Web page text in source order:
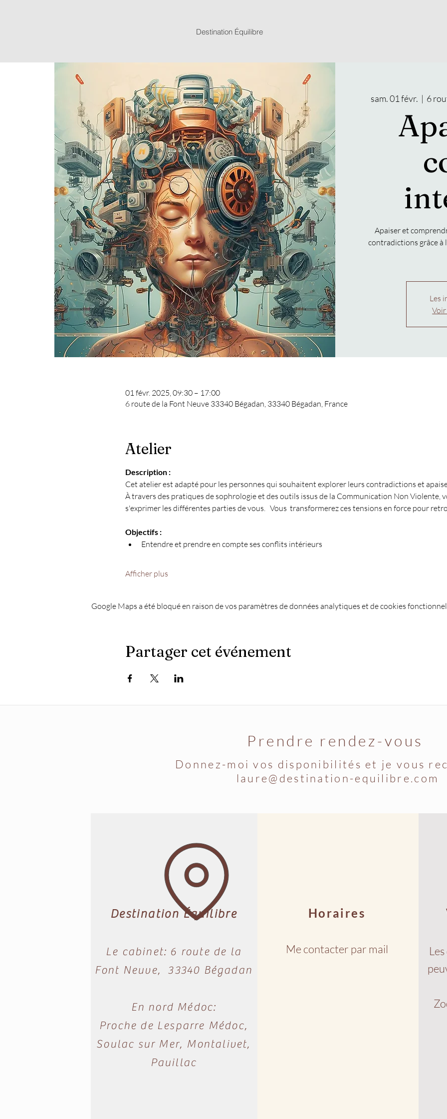
Destination Équilibre
sam. 01 févr.
  |
6
Apaiser et
contradictions grâce à
Les
01 févr. 2025, 09:30 – 17:00
6 route de la Font Neuve 33340 Bégadan, 33340 Bégadan, France
Atelier
Description :
Cet atelier est adapté pour les personnes qui souhaitent explorer leurs contradictions et
À travers des pratiques de sophrologie et des outils issus de la Communication Non Violente,
s'exprimer les différentes parties de vous.   Vous  transformerez ces tensions en force pour
Objectifs :
Entendre et prendre en compte ses conflits intérieurs
Afficher plus
Google Maps a été bloqué en raison de vos paramètres de données analytiques et de cookies
Partager cet événement
Prendre rendez-vous
Donnez-moi vos disponibilités et je vous
laure@destination-equilibre.com
Destination Équilibre
Le cabinet: 6 route de la
Font Neuve, 33340 Bégadan​​
En nord Médoc:
Proche de Lesparre Médoc,
Soulac sur Mer, Montalivet,
Pauillac
Horaires
Me contacter par mail